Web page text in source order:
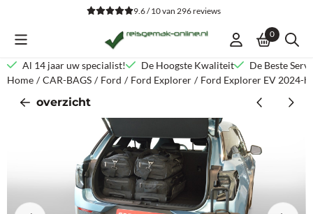
Cookievoorkeuren zijn beschikbaar. Kies instellingen of sta alle
9.6 / 10van296reviews
0
Al 14 jaar uw specialist! De Hoogste Kwaliteit
De Beste
Home / CAR-BAGS / Ford / Ford Explorer / Ford Explorer EV 2024-
overzicht